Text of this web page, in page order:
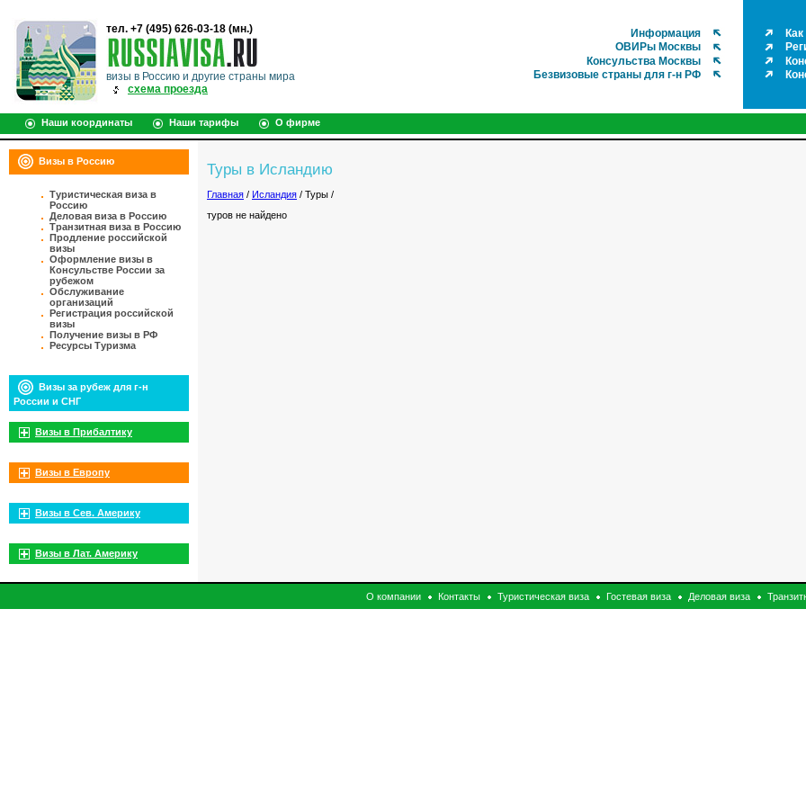
тел. +7 (495) 626-03-18 (мн.)
визы в Россию и другие страны мира
схема проезда
Информация
ОВИРы Москвы
Консульства Москвы
Безвизовые страны для г-н РФ
Наши координаты Наши тарифы О фирме
Визы в Россию
Туристическая виза в
Россию
Деловая виза в Россию
Транзитная виза в Россию
Продление российской
визы
Оформление визы в
Консульстве России за
рубежом
Обслуживание
организаций
Регистрация российской
визы
Получение визы в РФ
Ресурсы Туризма
Визы за рубеж для г-н
России и СНГ
Визы в Прибалтику
Визы в Европу
Визы в Сев. Америку
Визы в Лат. Америку
Туры в Исландию
Главная / Исландия / Туры /
туров не найдено
О компании Контакты Туристическая виза Гостевая виза Деловая виза